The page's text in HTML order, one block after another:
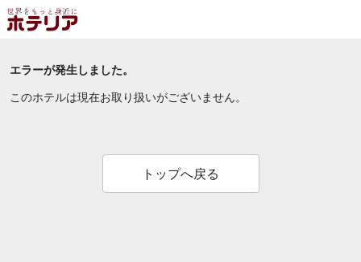
エラーが発生しました。
このホテルは現在お取り扱いがございません。
トップへ戻る